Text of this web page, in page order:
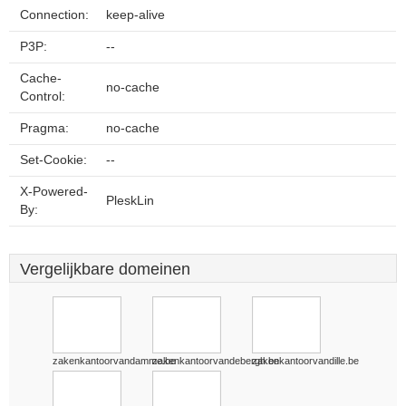
Connection: keep-alive
P3P: --
Cache-
Control:
no-cache
Pragma: no-cache
Set-Cookie: --
X-Powered-
By:
PleskLin
Vergelijkbare domeinen
zakenkantoorvandamme.bezakenkantoorvandebergh.bezakenkantoorvandille.be